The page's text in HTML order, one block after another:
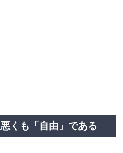
くも「自由」である